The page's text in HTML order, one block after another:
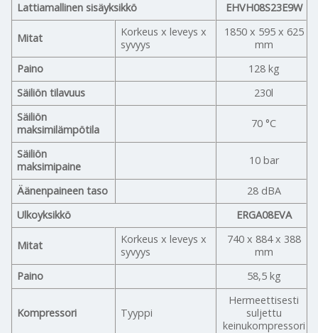
Lattiamallinen sisäyksikkö EHVH08S23E9W
Mitat
Korkeus x leveys x
syvyys
1850 x 595 x 625
mm
Paino
128 kg
Säiliön tilavuus
230l
Säiliön
maksimilämpötila
70 °C
Säiliön
maksimipaine
10 bar
Äänenpaineen taso
28 dBA
Ulkoyksikkö
ERGA08EVA
Mitat
Korkeus x leveys x
syvyys
740 x 884 x 388
mm
Paino
58,5 kg
Kompressori Tyyppi
Hermeettisesti
suljettu
keinukompressori